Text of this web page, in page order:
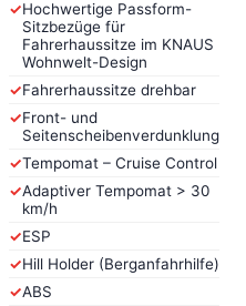
✓Hochwertige Passform-
Sitzbezüge für
Fahrerhaussitze im KNAUS
Wohnwelt-Design
✓Fahrerhaussitze drehbar
✓Front- und
Seitenscheibenverdunklung
✓Tempomat – Cruise Control
✓Adaptiver Tempomat > 30
km/h
✓ESP
✓Hill Holder (Berganfahrhilfe)
✓ABS